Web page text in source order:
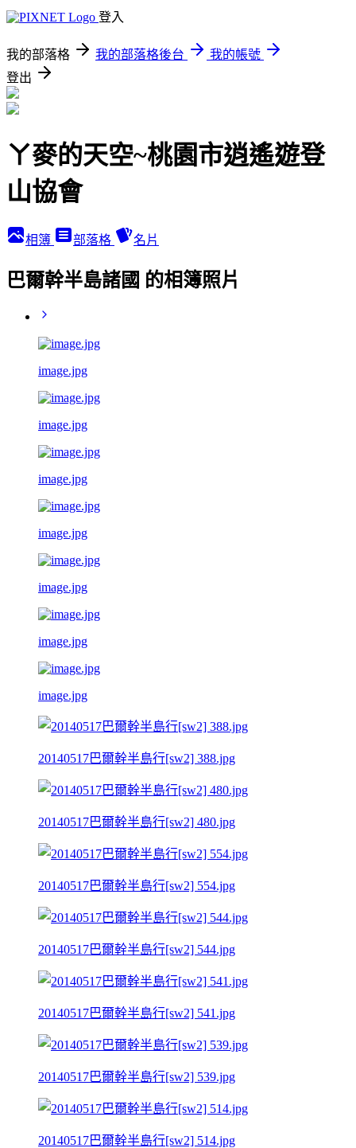
登入
我的部落格 我的部落格後台
我的帳號
登出
ㄚ麥的天空~桃園市逍遙遊登
山協會
相簿 部落格 名片
巴爾幹半島諸國 的相簿照片
image.jpg
image.jpg
image.jpg
image.jpg
image.jpg
image.jpg
image.jpg
20140517巴爾幹半島行[sw2] 388.jpg
20140517巴爾幹半島行[sw2] 480.jpg
20140517巴爾幹半島行[sw2] 554.jpg
20140517巴爾幹半島行[sw2] 544.jpg
20140517巴爾幹半島行[sw2] 541.jpg
20140517巴爾幹半島行[sw2] 539.jpg
20140517巴爾幹半島行[sw2] 514.jpg